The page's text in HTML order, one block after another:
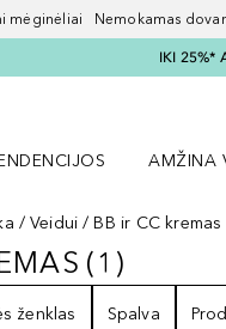
mėginėliai Nemokamas
IKI 25%*
AMŽINA
Veidui BB ir CC kremas
1
(1 )
ženklas Spalva